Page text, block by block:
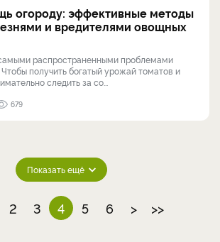
огороду: эффективные методы
и вредителями овощных
распространенными проблемами
получить богатый урожай томатов и
следить за со...
679
Показать ещё
2 3 4 5 6 > >>